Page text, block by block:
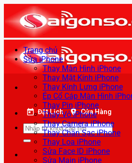
qua
nội
dung
Đặt Lịch Cửa Hàng
Tìm
kiếm:
Trang chủ
Sửa iPhone
Thay Màn Hình iPhone
Thay Mặt Kính iPhone
Thay Kính Lưng iPhone
Ép Cổ Cáp Màn Hình
Thay Pin iPhone
Thay Vỏ iPhone
Thay Camera iPhone
Thay Chân Sạc iPhone
Thay Loa iPhone
Sửa Face ID iPhone
Sửa Main iPhone